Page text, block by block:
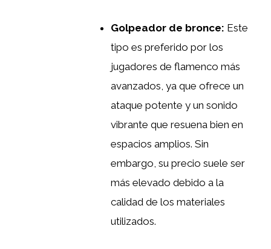
Golpeador de bronce: Este
tipo es preferido por los
jugadores de flamenco más
avanzados, ya que ofrece un
ataque potente y un sonido
vibrante que resuena bien en
espacios amplios. Sin
embargo, su precio suele ser
más elevado debido a la
calidad de los materiales
utilizados.